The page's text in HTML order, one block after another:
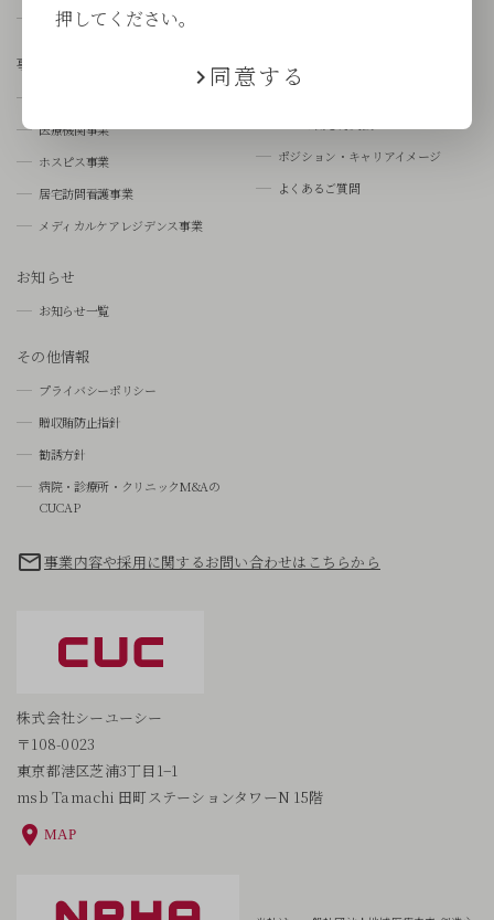
CUCグループの歩み
事業概要
医療機関事業
ホスピス事業
居宅訪問看護事業
メディカルケアレジデンス事業
ポジション・キャリアイメージ
よくあるご質問
お知らせ
お知らせ一覧
その他情報
プライバシーポリシー
贈収賄防止指針
勧誘方針
病院・診療所・クリニックM&Aの
CUCAP
事業内容や採用に関するお問い合わせはこちらから
株式会社シーユーシー
〒108-0023
東京都港区芝浦3丁目1−1
msb Tamachi 田町ステーションタワーN 15階
MAP
押してください。
同意する